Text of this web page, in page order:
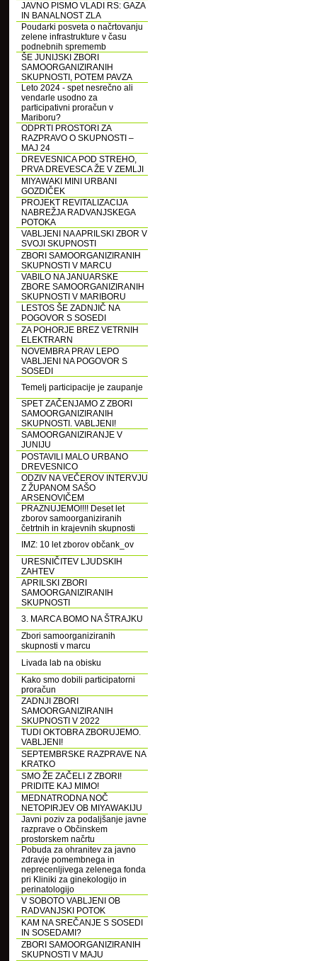
JAVNO PISMO VLADI RS: GAZA
IN BANALNOST ZLA
Poudarki posveta o načrtovanju
zelene infrastrukture v času
podnebnih sprememb
ŠE JUNIJSKI ZBORI
SAMOORGANIZIRANIH
SKUPNOSTI, POTEM PAVZA
Leto 2024 - spet nesrečno ali
vendarle usodno za
participativni proračun v
Mariboru?
ODPRTI PROSTORI ZA
RAZPRAVO O SKUPNOSTI –
MAJ 24
DREVESNICA POD STREHO,
PRVA DREVESCA ŽE V ZEMLJI
MIYAWAKI MINI URBANI
GOZDIČEK
PROJEKT REVITALIZACIJA
NABREŽJA RADVANJSKEGA
POTOKA
VABLJENI NA APRILSKI ZBOR V
SVOJI SKUPNOSTI
ZBORI SAMOORGANIZIRANIH
SKUPNOSTI V MARCU
VABILO NA JANUARSKE
ZBORE SAMOORGANIZIRANIH
SKUPNOSTI V MARIBORU
LESTOS ŠE ZADNJIČ NA
POGOVOR S SOSEDI
ZA POHORJE BREZ VETRNIH
ELEKTRARN
NOVEMBRA PRAV LEPO
VABLJENI NA POGOVOR S
SOSEDI
Temelj participacije je zaupanje
SPET ZAČENJAMO Z ZBORI
SAMOORGANIZIRANIH
SKUPNOSTI. VABLJENI!
SAMOORGANIZIRANJE V
JUNIJU
POSTAVILI MALO URBANO
DREVESNICO
ODZIV NA VEČEROV INTERVJU
Z ŽUPANOM SAŠO
ARSENOVIČEM
PRAZNUJEMO!!!! Deset let
zborov samoorganiziranih
četrtnih in krajevnih skupnosti
IMZ: 10 let zborov občank_ov
URESNIČITEV LJUDSKIH
ZAHTEV
APRILSKI ZBORI
SAMOORGANIZIRANIH
SKUPNOSTI
3. MARCA BOMO NA ŠTRAJKU
Zbori samoorganiziranih
skupnosti v marcu
Livada lab na obisku
Kako smo dobili participatorni
proračun
ZADNJI ZBORI
SAMOORGANIZIRANIH
SKUPNOSTI V 2022
TUDI OKTOBRA ZBORUJEMO.
VABLJENI!
SEPTEMBRSKE RAZPRAVE NA
KRATKO
SMO ŽE ZAČELI Z ZBORI!
PRIDITE KAJ MIMO!
MEDNATRODNA NOČ
NETOPIRJEV OB MIYAWAKIJU
Javni poziv za podaljšanje javne
razprave o Občinskem
prostorskem načrtu
Pobuda za ohranitev za javno
zdravje pomembnega in
neprecenljivega zelenega fonda
pri Kliniki za ginekologijo in
perinatologijo
V SOBOTO VABLJENI OB
RADVANJSKI POTOK
KAM NA SREČANJE S SOSEDI
IN SOSEDAMI?
ZBORI SAMOORGANIZIRANIH
SKUPNOSTI V MAJU